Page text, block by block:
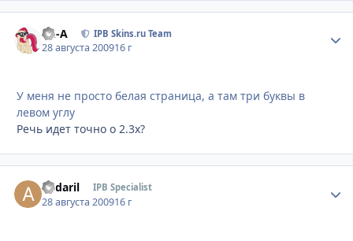
Ph-A IPB Skins.ru Team
28 августа 200916 г
У меня не просто белая страница, а там три буквы в
левом углу
Речь идет точно о 2.3x?
andaril IPB Specialist
28 августа 200916 г